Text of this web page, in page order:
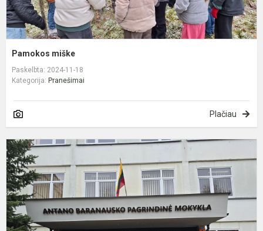
Pamokos miške
Paskelbta: 2024-11-18
Kategorija: Pranešimai
Plačiau